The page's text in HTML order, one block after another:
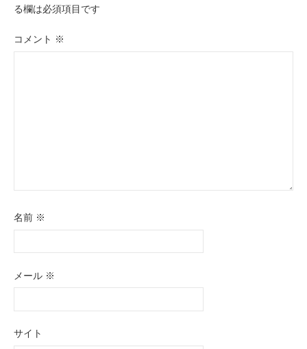
ー
シ
る欄は必須項目です
コメント ※
名前 ※
メール ※
サイト